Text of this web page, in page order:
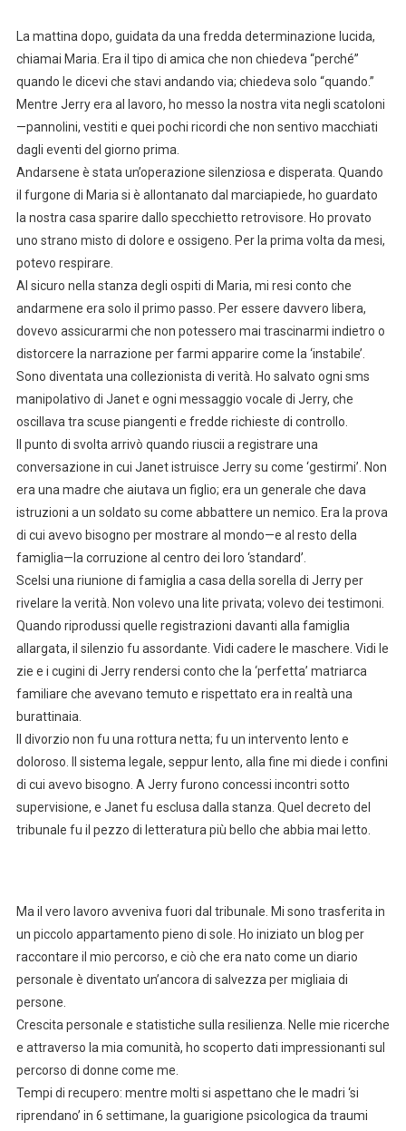
La mattina dopo, guidata da una fredda determinazione lucida,
chiamai Maria. Era il tipo di amica che non chiedeva “perché”
quando le dicevi che stavi andando via; chiedeva solo “quando.”
Mentre Jerry era al lavoro, ho messo la nostra vita negli scatoloni
—pannolini, vestiti e quei pochi ricordi che non sentivo macchiati
dagli eventi del giorno prima.
Andarsene è stata un’operazione silenziosa e disperata. Quando
il furgone di Maria si è allontanato dal marciapiede, ho guardato
la nostra casa sparire dallo specchietto retrovisore. Ho provato
uno strano misto di dolore e ossigeno. Per la prima volta da mesi,
potevo respirare.
Al sicuro nella stanza degli ospiti di Maria, mi resi conto che
andarmene era solo il primo passo. Per essere davvero libera,
dovevo assicurarmi che non potessero mai trascinarmi indietro o
distorcere la narrazione per farmi apparire come la ‘instabile’.
Sono diventata una collezionista di verità. Ho salvato ogni sms
manipolativo di Janet e ogni messaggio vocale di Jerry, che
oscillava tra scuse piangenti e fredde richieste di controllo.
Il punto di svolta arrivò quando riuscii a registrare una
conversazione in cui Janet istruisce Jerry su come ‘gestirmi’. Non
era una madre che aiutava un figlio; era un generale che dava
istruzioni a un soldato su come abbattere un nemico. Era la prova
di cui avevo bisogno per mostrare al mondo—e al resto della
famiglia—la corruzione al centro dei loro ‘standard’.
Scelsi una riunione di famiglia a casa della sorella di Jerry per
rivelare la verità. Non volevo una lite privata; volevo dei testimoni.
Quando riprodussi quelle registrazioni davanti alla famiglia
allargata, il silenzio fu assordante. Vidi cadere le maschere. Vidi le
zie e i cugini di Jerry rendersi conto che la ‘perfetta’ matriarca
familiare che avevano temuto e rispettato era in realtà una
burattinaia.
Il divorzio non fu una rottura netta; fu un intervento lento e
doloroso. Il sistema legale, seppur lento, alla fine mi diede i confini
di cui avevo bisogno. A Jerry furono concessi incontri sotto
supervisione, e Janet fu esclusa dalla stanza. Quel decreto del
tribunale fu il pezzo di letteratura più bello che abbia mai letto.
Ma il vero lavoro avveniva fuori dal tribunale. Mi sono trasferita in
un piccolo appartamento pieno di sole. Ho iniziato un blog per
raccontare il mio percorso, e ciò che era nato come un diario
personale è diventato un’ancora di salvezza per migliaia di
persone.
Crescita personale e statistiche sulla resilienza. Nelle mie ricerche
e attraverso la mia comunità, ho scoperto dati impressionanti sul
percorso di donne come me.
Tempi di recupero: mentre molti si aspettano che le madri ‘si
riprendano’ in 6 settimane, la guarigione psicologica da traumi